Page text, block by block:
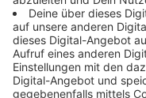
dass Lkw-Fahrer an
betroffen sind.
Anzeige